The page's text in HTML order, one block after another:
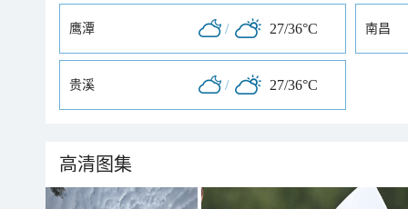
鹰潭 / 27/36°C 南昌
贵溪 / 27/36°C
高清图集